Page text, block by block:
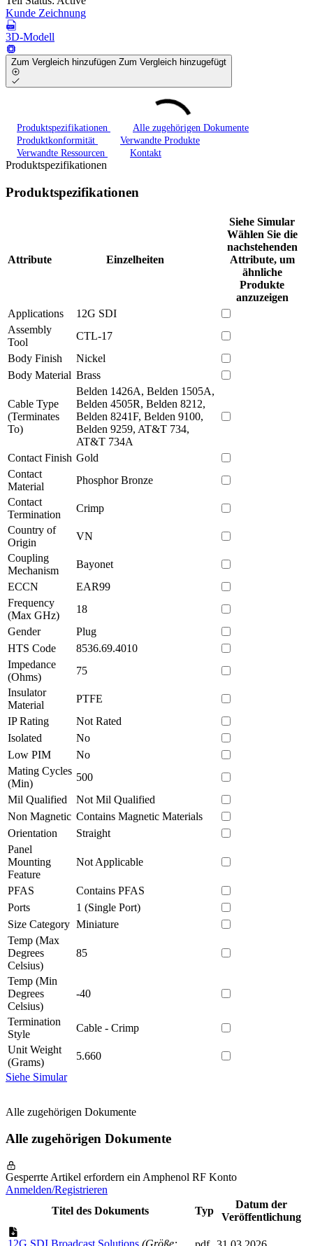
Kunde Zeichnung
3D-Modell
Zum Vergleich hinzufügen Zum Vergleich hinzugefügt
Produktspezifikationen
Alle zugehörigen Dokumente
Produktkonformität
Verwandte Produkte
Verwandte Ressourcen
Kontakt
Produktspezifikationen
Produktspezifikationen
Attribute Einzelheiten
Siehe Simular
Wählen Sie die
nachstehenden
Attribute, um
ähnliche
Produkte
anzuzeigen
Applications
12G SDI
Assembly
Tool
CTL-17
Body Finish
Nickel
Body Material Brass
Cable Type
(Terminates
To)
Belden 1426A, Belden 1505A,
Belden 4505R, Belden 8212,
Belden 8241F, Belden 9100,
Belden 9259, AT&T 734,
AT&T 734A
Contact Finish Gold
Contact
Material
Phosphor Bronze
Contact
Termination
Crimp
Country of
Origin
VN
Coupling
Mechanism
Bayonet
ECCN
EAR99
Frequency
(Max GHz)
18
Gender
Plug
HTS Code
8536.69.4010
Impedance
(Ohms)
75
Insulator
Material
PTFE
IP Rating
Not Rated
Isolated
No
Low PIM
No
Mating Cycles
(Min)
500
Mil Qualified
Not Mil Qualified
Non Magnetic Contains Magnetic Materials
Orientation
Straight
Panel
Mounting
Feature
Not Applicable
PFAS
Contains PFAS
Ports
1 (Single Port)
Size Category Miniature
Temp (Max
Degrees
Celsius)
85
Temp (Min
Degrees
Celsius)
-40
Termination
Style
Cable - Crimp
Unit Weight
(Grams)
5.660
Siehe Simular
Alle zugehörigen Dokumente
Alle zugehörigen Dokumente
Gesperrte Artikel erfordern ein Amphenol RF Konto
Anmelden/Registrieren
Titel des Dokuments
Typ
Datum der
Veröffentlichung